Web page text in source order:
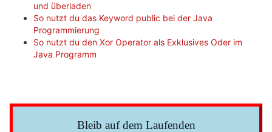
und überladen
So nutzt du das Keyword public bei der Java
Programmierung
So nutzt du den Xor Operator als Exklusives Oder im
Java Programm
Bleib auf dem Laufenden